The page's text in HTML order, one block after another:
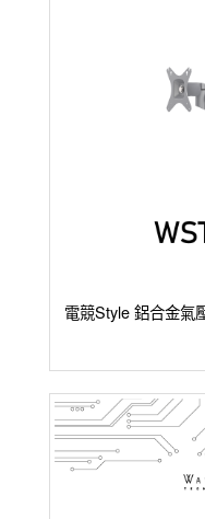
電競Style 鋁合金氣